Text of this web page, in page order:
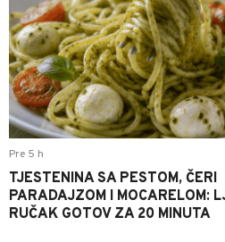
Pre 5 h
TJESTENINA SA PESTOM, ČERI
PARADAJZOM I MOCARELOM:
RUČAK GOTOV ZA 20 MINUTA